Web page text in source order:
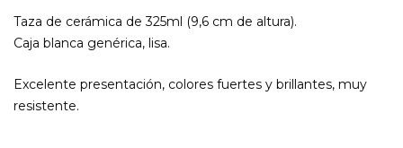
Taza de cerámica de 325ml (9,6 cm de altura).
Caja blanca genérica, lisa.
Excelente presentación, colores fuertes y brillantes, muy
resistente.